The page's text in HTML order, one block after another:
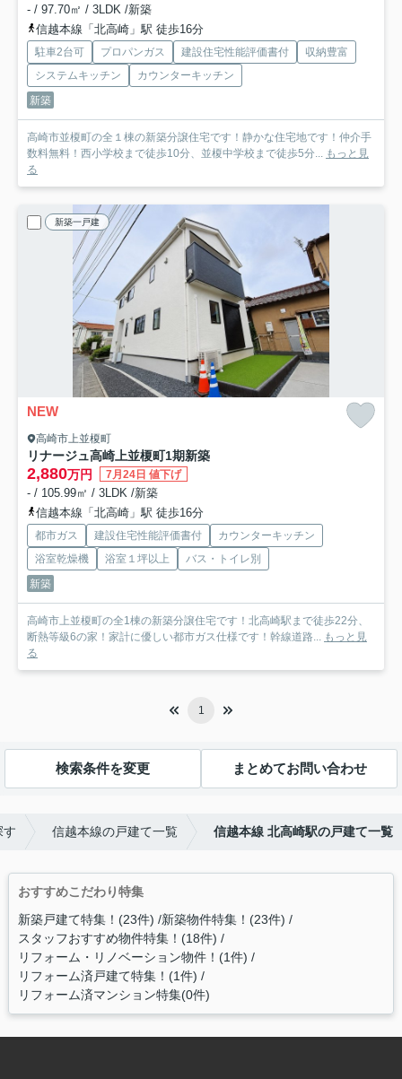
- / 97.70㎡ / 3LDK /新築
信越本線「北高崎」駅 徒歩16分
駐車2台可 プロパンガス 建設住宅性能評価書付
収納豊富
システムキッチン
カウンターキッチン
新築
高崎市並榎町の全１棟の新築分譲住宅です！静かな住宅地です！仲介手
数料無料！西小学校まで徒歩10分、並榎中学校まで徒歩5分...
もっと見
る
新築一戸建
NEW
高崎市上並榎町
リナージュ高崎上並榎町1期新築
2,880万円 7月24日 値下げ
- / 105.99㎡ / 3LDK /新築
信越本線「北高崎」駅 徒歩16分
都市ガス 建設住宅性能評価書付
カウンターキッチン
浴室乾燥機
浴室１坪以上
バス・トイレ別
新築
高崎市上並榎町の全1棟の新築分譲住宅です！北高崎駅まで徒歩22分、
断熱等級6の家！家計に優しい都市ガス仕様です！幹線道路...
もっと見
る
1
検索条件を変更 まとめてお問い合わせ
す 信越本線の戸建て一覧 信越本線 北高崎駅の戸建て一覧
おすすめこだわり特集
新築戸建て特集！(23件) 新築物件特集！(23件)
スタッフおすすめ物件特集！(18件)
リフォーム・リノベーション物件！(1件)
リフォーム済戸建て特集！(1件)
リフォーム済マンション特集(0件)